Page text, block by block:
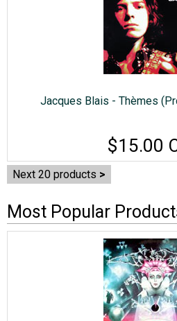
Jacques Blais - Thèmes
$15.00
Next 20 products
Most Popular